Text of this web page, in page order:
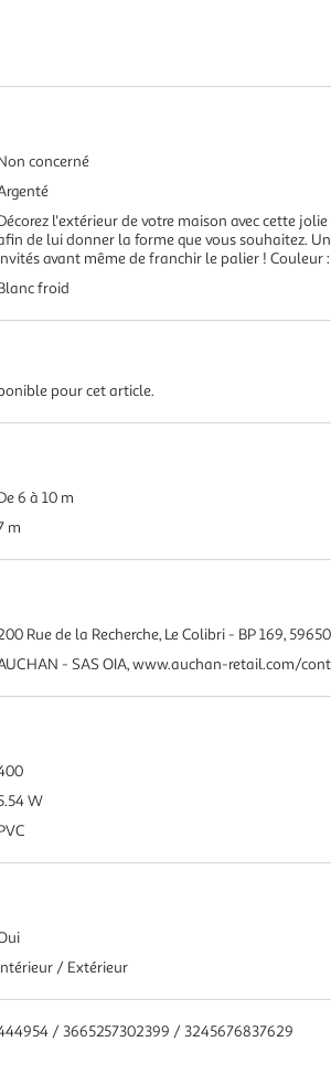
concerné
l'extérieur de votre maison avec cette
de lui donner la forme que vous souhaitez.
avant même de franchir le palier ! Couleur
froid
pour cet article.
6 à 10 m
m
Rue de la Recherche, Le Colibri - BP 169,
- SAS OIA, www.auchan-retail.com/
W
/ Extérieur
/ 3665257302399 / 3245676837629